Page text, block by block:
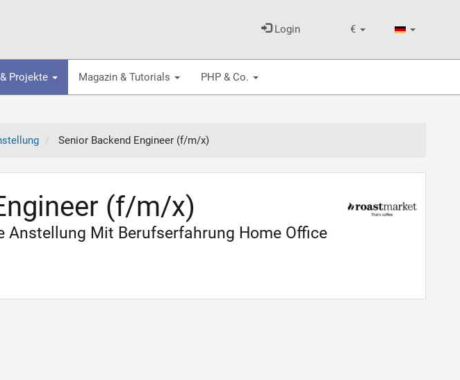
€
Login
Projekte Magazin & Tutorials PHP & Co.
Senior Backend Engineer (f/m/x)
(f/m/x)
Anstellung Mit Berufserfahrung Home Office